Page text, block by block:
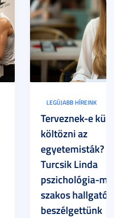
LEGÚJABB HÍREINK
Terveznek-e
költözni az
egyetemisták? –
Turcsik Linda
pszichológia-
szakos
beszélgettünk